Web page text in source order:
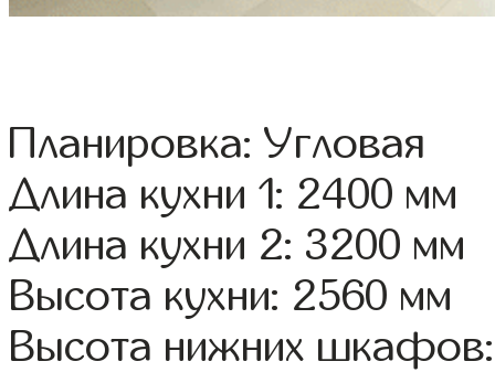
Планировка: Угловая
Длина кухни 1: 2400 мм
Длина кухни 2: 3200 мм
Высота кухни: 2560 мм
Высота нижних